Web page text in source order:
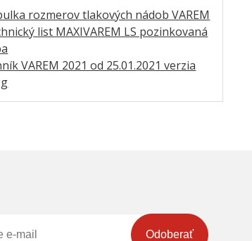
rozmerov tlakových nádob VAREM
list MAXIVAREM LS pozinkovaná
VAREM 2021 od 25.01.2021 verzia
Odoberať